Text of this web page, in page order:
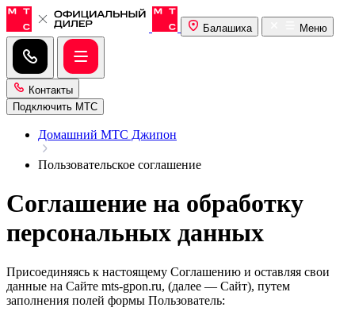
Балашиха Меню
Контакты
Подключить МТС
Домашний МТС Джипон
Пользовательское соглашение
Соглашение на обработку
персональных данных
Присоединяясь к настоящему Соглашению и оставляя свои
данные на Сайте mts-gpon.ru, (далее — Сайт), путем
заполнения полей формы Пользователь: